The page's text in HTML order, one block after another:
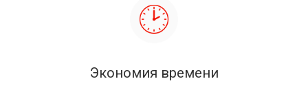
Экономия времени